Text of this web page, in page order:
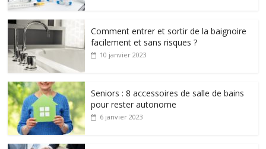
Comment entrer et sortir de la baignoire
facilement et sans risques ?
10 janvier 2023
Seniors : 8 accessoires de salle de bains
pour rester autonome
6 janvier 2023